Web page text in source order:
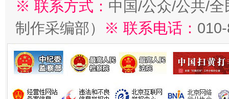
※ 联系方式： 中国/公众/公共/
制作采编部）
※ 联系电话：